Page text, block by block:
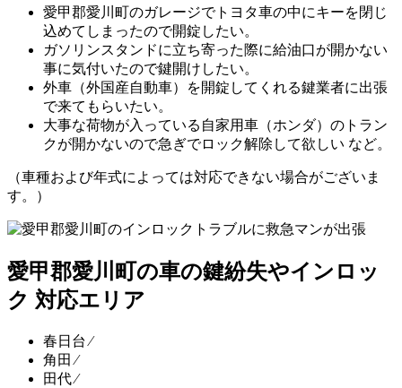
愛甲郡愛川町のガレージでトヨタ車の中にキーを閉じ
込めてしまったので開錠したい。
ガソリンスタンドに立ち寄った際に給油口が開かない
事に気付いたので鍵開けしたい。
外車（外国産自動車）を開錠してくれる鍵業者に出張
で来てもらいたい。
大事な荷物が入っている自家用車（ホンダ）のトラン
クが開かないので急ぎでロック解除して欲しい など。
（車種および年式によっては対応できない場合がございま
す。）
愛甲郡愛川町の車の鍵紛失やインロッ
ク 対応エリア
春日台 ⁄
角田 ⁄
田代 ⁄